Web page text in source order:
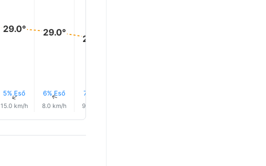
29.0°
5% Eső
↑
15.0 km/h
29.0°
6% Eső
↑
8.0 km/h
28.0°
7% Eső
9.0 km/h